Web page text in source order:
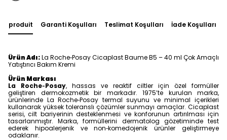
produit Garanti Koşulları Teslimat Koşulları İade Koşulları
Ürün Adı:La Roche‑Posay Cicaplast Baume B5 – 40 ml Çok Amaçlı
Yatıştırıcı Bakım Kremi
Ürün Markası
La Roche‑Posay, hassas ve reaktif ciltler için özel formüller
geliştiren dermokozmetik bir markadır. 1975’te kurulan marka,
ürünlerinde La Roche‑Posay termal suyunu ve minimal içerikleri
kullanarak yüksek toleranslı çözümler sunmayı amaçlar. Cicaplast
serisi, cilt bariyerinin desteklenmesi ve konforunun artırılması için
tasarlanmıştır. Marka, formüllerini dermatolog gözetiminde test
ederek hipoalerjenik ve non‑komedojenik ürünler geliştirmeye
odaklanır.